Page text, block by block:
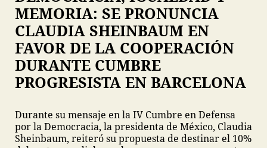
MEMORIA: SE PRONUNCIA
CLAUDIA SHEINBAUM EN
FAVOR DE LA COOPERACIÓN
DURANTE CUMBRE
PROGRESISTA EN BARCELONA
Durante su mensaje en la IV Cumbre en Defensa
por la Democracia, la presidenta de México, Claudia
Sheinbaum, reiteró su propuesta de destinar el 10%